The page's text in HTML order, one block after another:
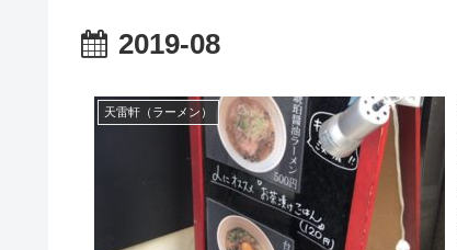
2019-08
天雷軒（ラーメン）